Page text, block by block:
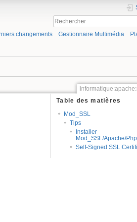
changements Gestionnaire Multimédia
Table des matières
Mod_SSL
Tips
Installer
Mod_SSL/Apache/Php
Self-Signed SSL